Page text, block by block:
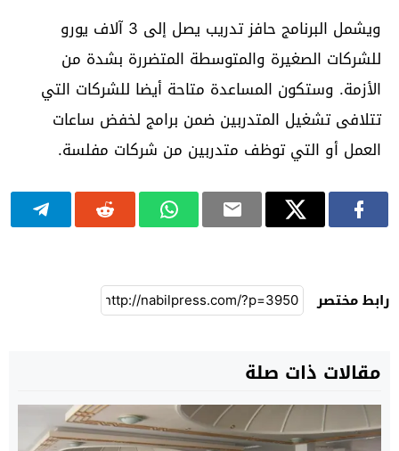
ويشمل البرنامج حافز تدريب يصل إلى 3 آلاف يورو
للشركات الصغيرة والمتوسطة المتضررة بشدة من
الأزمة. وستكون المساعدة متاحة أيضا للشركات التي
تتلافى تشغيل المتدربين ضمن برامج لخفض ساعات
العمل أو التي توظف متدربين من شركات مفلسة.
رابط مختصر
مقالات ذات صلة